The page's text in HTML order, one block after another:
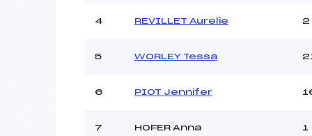
Ouvreurs A :
Ouvreurs C :
4 REVILLET Aurelie 2
5 WORLEY Tessa
6 PIOT Jennifer
7 HOFER Anna 1